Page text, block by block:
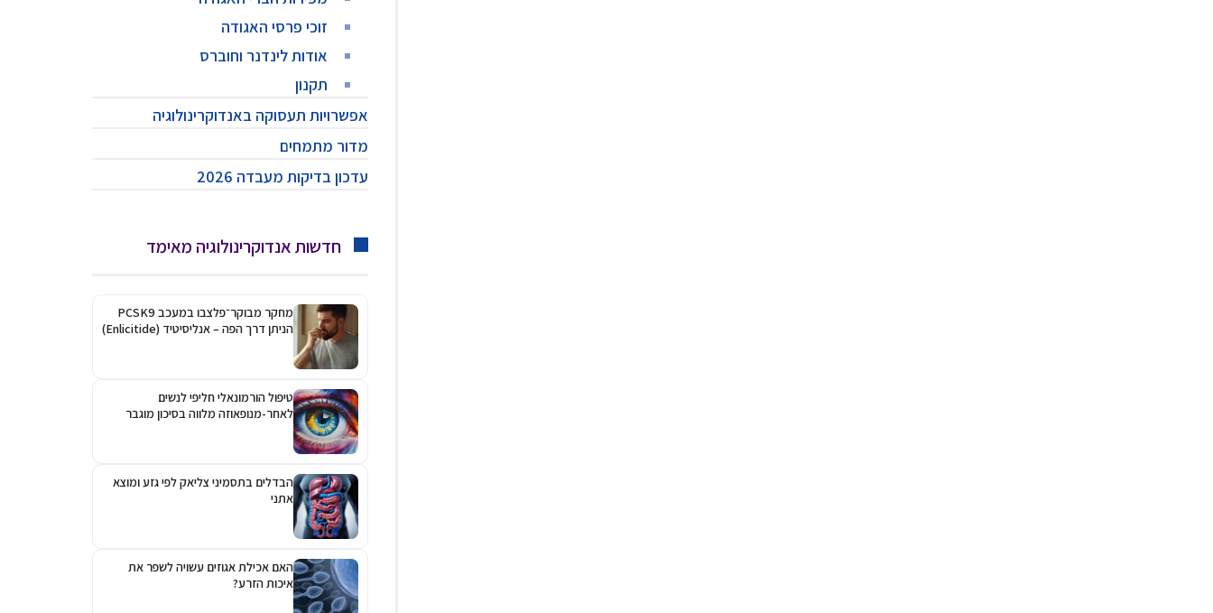
זוכי פרסי האגודה
אודות לינדנר וחוברס
תקנון
אפשרויות תעסוקה באנדוקרינולוגיה
מדור מתמחים
עדכון בדיקות מעבדה 2026
חדשות אנדוקרינולוגיה מאימד
מחקר מבוקר־פלצבו במעכב PCSK9
הניתן דרך הפה – אנליסיטיד (Enlicitide)
טיפול הורמונאלי חליפי לנשים
לאחר-מנופאוזה מלווה בסיכון מוגבר
הבדלים בתסמיני צליאק לפי גזע ומוצא
אתני
האם אכילת אגוזים עשויה לשפר את
איכות הזרע?